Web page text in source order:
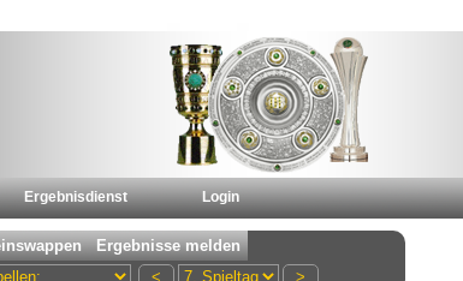
Ergebnisdienst Login